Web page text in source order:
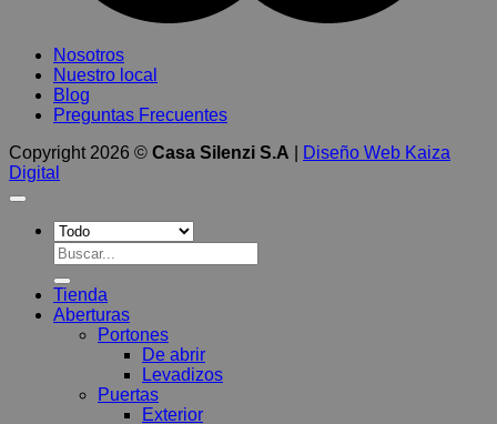
Nosotros
Nuestro local
Blog
Preguntas Frecuentes
Copyright 2026 © Casa Silenzi S.A
Diseño Web Kaiza
Digital
Buscar
por:
Tienda
Aberturas
Portones
De abrir
Levadizos
Puertas
Exterior